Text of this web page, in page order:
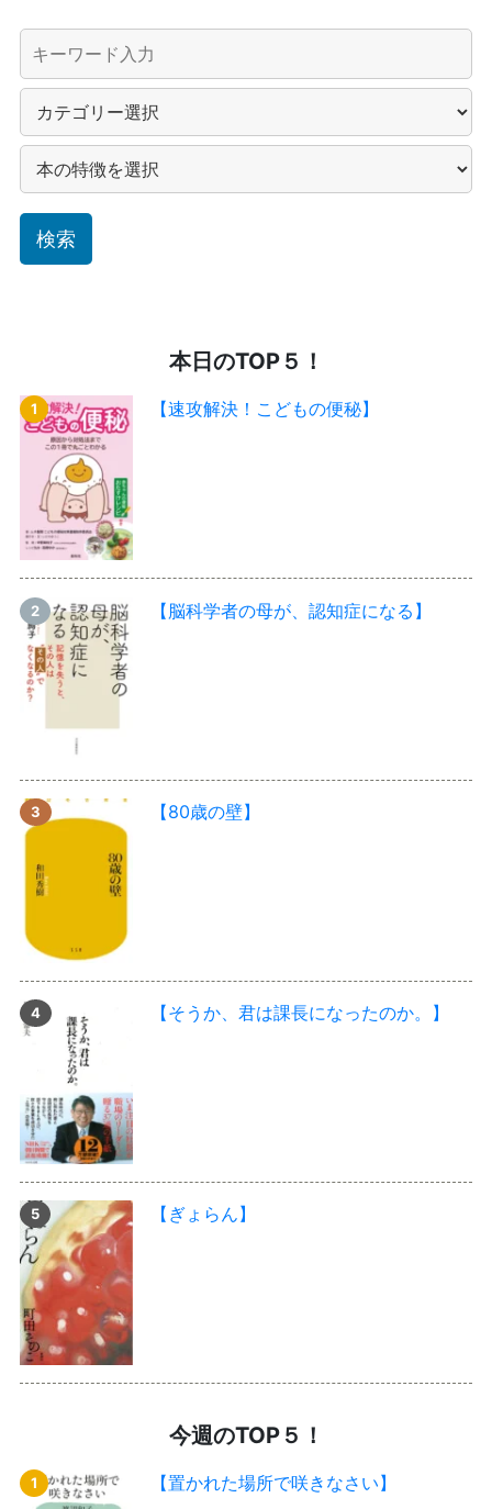
本日のTOP５！
【速攻解決！こどもの便秘】
【脳科学者の母が、認知症になる】
【80歳の壁】
【そうか、君は課長になったのか。】
【ぎょらん】
今週のTOP５！
【置かれた場所で咲きなさい】